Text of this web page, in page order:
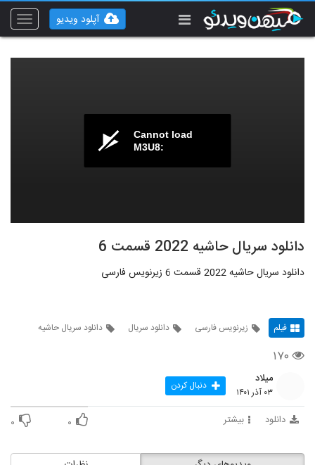
Toggle
آپلود ویدیو
Cannot load
M3U8:
دانلود سریال حاشیه 2022 قسمت 6
دانلود سریال حاشیه 2022 قسمت 6 زیرنویس فارسی
فیلم زیرنویس فارسی دانلود سریال دانلود سریال حاشیه
۱۷۰
میلاد
۰۳ آذر ۱۴۰۱ دنبال کردن
دانلود بیشتر ۰ ۰